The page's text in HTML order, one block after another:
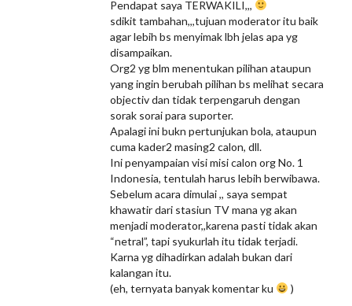
Pendapat saya TERWAKILI,,,
sdikit tambahan,,,tujuan moderator itu baik
agar lebih bs menyimak lbh jelas apa yg
disampaikan.
Org2 yg blm menentukan pilihan ataupun
yang ingin berubah pilihan bs melihat secara
objectiv dan tidak terpengaruh dengan
sorak sorai para suporter.
Apalagi ini bukn pertunjukan bola, ataupun
cuma kader2 masing2 calon, dll.
Ini penyampaian visi misi calon org No. 1
Indonesia, tentulah harus lebih berwibawa.
Sebelum acara dimulai ,, saya sempat
khawatir dari stasiun TV mana yg akan
menjadi moderator,,karena pasti tidak akan
“netral”, tapi syukurlah itu tidak terjadi.
Karna yg dihadirkan adalah bukan dari
kalangan itu.
(eh, ternyata banyak komentar ku
)